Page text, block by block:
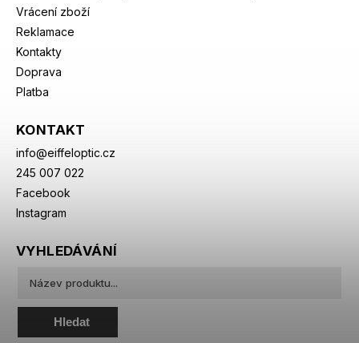
Vrácení zboží
Reklamace
Kontakty
Doprava
Platba
KONTAKT
info@eiffeloptic.cz
245 007 022
Facebook
Instagram
VYHLEDÁVÁNÍ
Hledat